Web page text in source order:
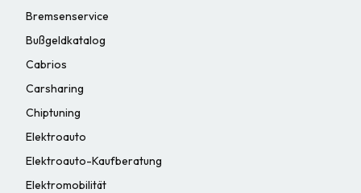
Bremsenservice
Bußgeldkatalog
Cabrios
Carsharing
Chiptuning
Elektroauto
Elektroauto-Kaufberatung
Elektromobilität